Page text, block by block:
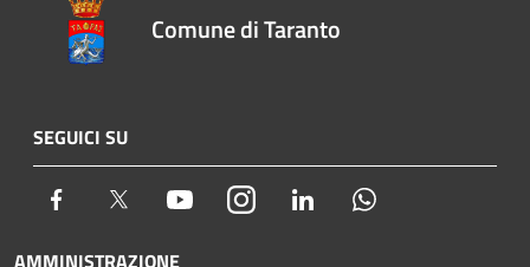
Comune di Taranto
SEGUICI SU
Facebook Twitter YoutubeInstagram LinkedIn
AMMINISTRAZIONE